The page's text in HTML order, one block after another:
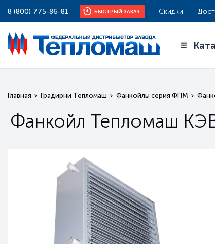
8 (800) 775-86-81 БЫСТРЫЙ ЗАКАЗ Скидки
Главная Градирни Тепломаш Фанкойлы серия ФПМ
Фанкойл Тепломаш